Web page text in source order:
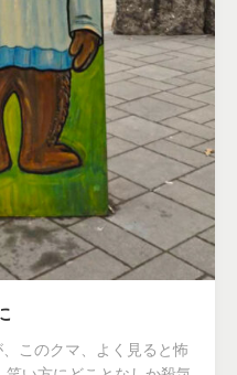
このクマ、よく見ると怖